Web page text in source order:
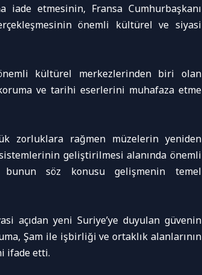
iade etmesinin, Fransa Cumhurbaşkanı
önemli kültürel ve siyasi
kültürel merkezlerinden biri olan
ve tarihi eserlerini muhafaza etme
zorluklara rağmen müzelerin yeniden
geliştirilmesi alanında önemli
söz konusu gelişmenin temel
açıdan yeni Suriye’ye duyulan güvenin
Şam ile işbirliği ve ortaklık alanlarının
ifade etti.